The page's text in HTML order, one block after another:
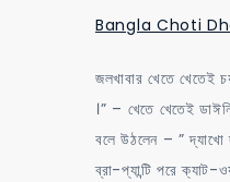
Bangla Choti
জলখাবার খেতে খেতেই
।” – খেতে খেতেই
বলে উঠলেন – ” দ্যাখো
ব্রা-প্যান্টি পরে